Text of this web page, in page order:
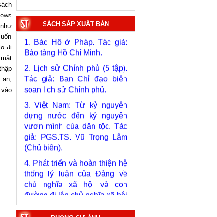
đi
an,
SÁCH SẮP XUẤT BẢN
1. Bác Hồ ở Pháp. Tác giả:
Bảo tàng Hồ Chí Minh.
2. Lịch sử Chính phủ (5 tập).
soạn lịch sử Chính phủ.
3. Việt Nam: Từ kỷ nguyên
vươn mình của dân tộc. Tác
giả: PGS.TS. Vũ Trọng Lâm
(Chủ biên).
4. Phát triển và hoàn thiện hệ
chủ nghĩa xã hội và con
đường đi lên chủ nghĩa xã hội
ở Việt Nam qua 40 năm đổi
mới tiến tới Đại hội đại biểu
toàn quốc lần thứ XIV. Tác